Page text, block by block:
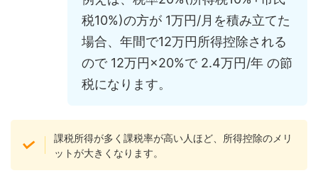
税10%)の方が 1万円/月を積み立てた
場合、年間で12万円所得控除される
ので 12万円×20%で 2.4万円/年 の節
税になります。
課税所得が多く課税率が高い人ほど、所得控除のメリ
ットが大きくなります。